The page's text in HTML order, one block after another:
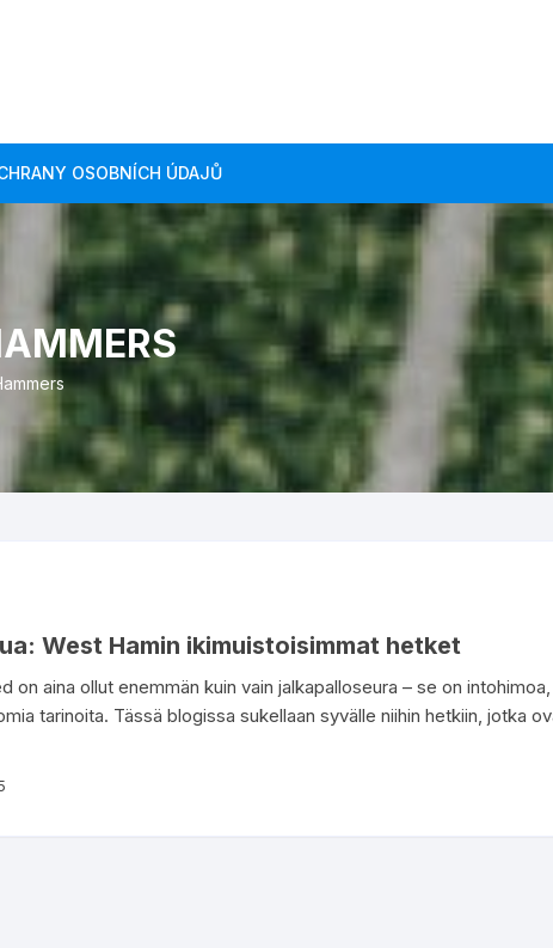
OSOBNÍCH ÚDAJŮ
West Hamin ikimuistoisimmat hetket
on aina ollut enemmän kuin vain jalkapalloseura – se on intohimoa,
tarinoita. Tässä blogissa sukellaan syvälle niihin hetkiin, jotka